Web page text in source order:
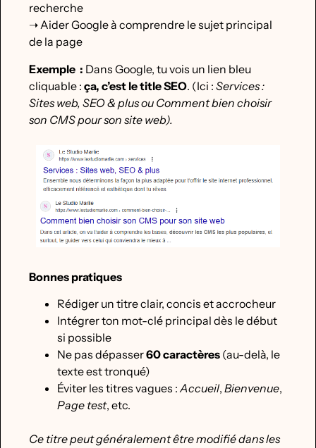
recherche
➝ Aider Google à comprendre le sujet principal
de la page
Exemple : Dans Google, tu vois un lien bleu
cliquable : ça, c’est le title SEO. (Ici : Services :
Sites web, SEO & plus ou Comment bien choisir
son CMS pour son site web).
Bonnes pratiques
Rédiger un titre clair, concis et accrocheur
Intégrer ton mot-clé principal dès le début
si possible
Ne pas dépasser60 caractères (au-delà, le
texte est tronqué)
Éviter les titres vagues :Accueil, Bienvenue,
Page test, etc.
Ce titre peut généralement être modifié dans les